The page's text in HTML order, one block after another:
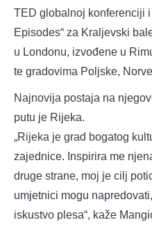
TED globalnoj konferenciji
Episodes“ za Kraljevski
u Londonu, izvođene u
te gradovima Poljske,
Najnovija postaja na
putu je Rijeka.
„Rijeka je grad bogatog
zajednice. Inspirira me
druge strane, moj je cilj
umjetnici mogu
iskustvo plesa“, kaže